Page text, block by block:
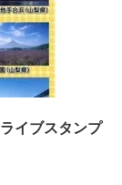
イブスタンプ